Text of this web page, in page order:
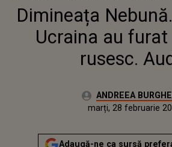
AU FURAT UN TANC
Dimineața
Ucraina au
rusesc.
Autor:ANDREEA
luni, 28 februarie 2022Actualizat:
marți, 28 februarie
Adaugă-ne ca sursă